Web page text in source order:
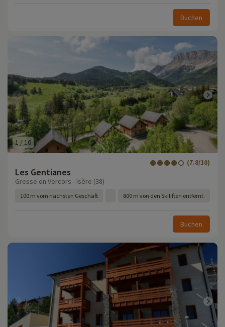
Buchen
1 /16
Les Gentianes
(7.8/10)
Gresse en Vercors - Isère (38)
100 m vom nächsten Geschäft 800 m von den Skiliften entfernt.
Buchen